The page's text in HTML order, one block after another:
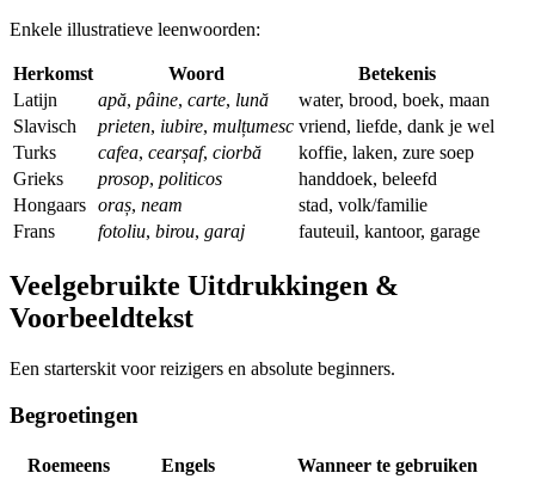
Enkele illustratieve leenwoorden:
Herkomst Woord
Betekenis
Latijn
apă, pâine, carte, lună
water, brood, boek, maan
Slavisch
prieten, iubire, mulțumesc vriend, liefde, dank je wel
Turks
cafea, cearșaf, ciorbă
koffie, laken, zure soep
Grieks
prosop, politicos
handdoek, beleefd
Hongaars oraș, neam
stad, volk/familie
Frans
fotoliu, birou, garaj fauteuil, kantoor, garage
Veelgebruikte Uitdrukkingen &
Voorbeeldtekst
Een starterskit voor reizigers en absolute beginners.
Begroetingen
Roemeens Engels
Wanneer te gebruiken